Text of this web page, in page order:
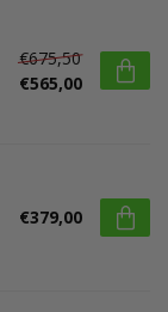
€675,50
€565,00
€379,00